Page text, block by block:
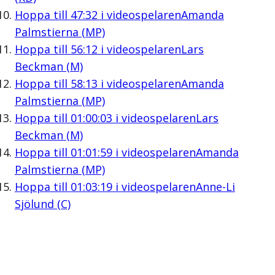
Hoppa till 47:32 i videospelarenAmanda
Palmstierna (MP)
Hoppa till 56:12 i videospelarenLars
Beckman (M)
Hoppa till 58:13 i videospelarenAmanda
Palmstierna (MP)
Hoppa till 01:00:03 i videospelarenLars
Beckman (M)
Hoppa till 01:01:59i videospelarenAmanda
Palmstierna (MP)
Hoppa till 01:03:19i videospelarenAnne-Li
Sjölund (C)